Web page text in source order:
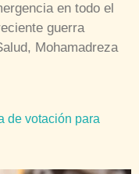
en todo el
guerra
Mohamadreza
de votación para